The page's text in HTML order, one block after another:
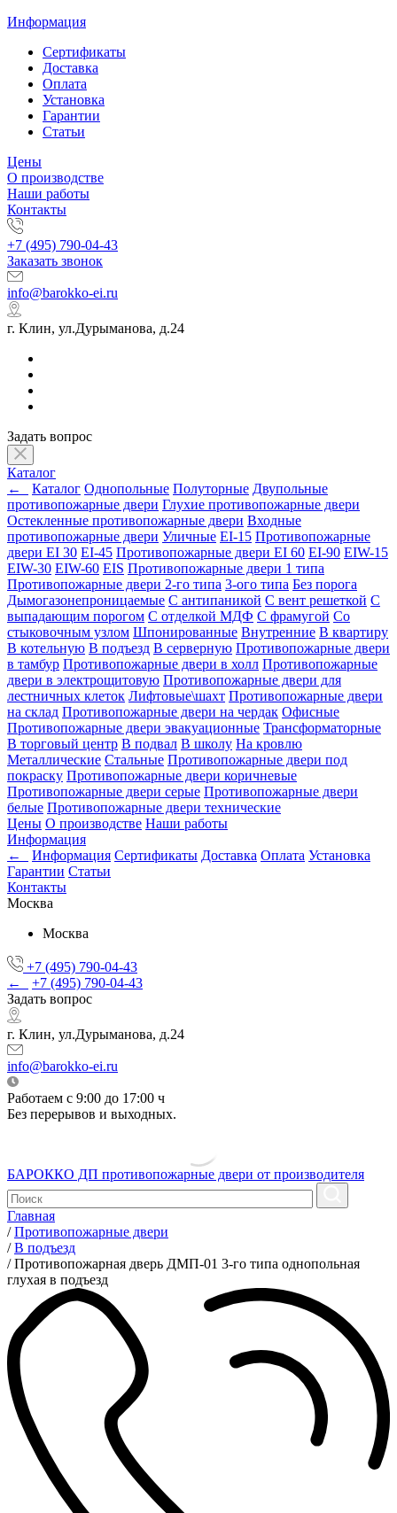
Информация
Сертификаты
Доставка
Оплата
Установка
Гарантии
Статьи
Цены
О производстве
Наши работы
Контакты
+7 (495) 790-04-43
Заказать звонок
info@barokko-ei.ru
г. Клин, ул.Дурыманова, д.24
Задать вопрос
Каталог
←
Каталог Однопольные Полуторные Двупольные
противопожарные двери Глухие противопожарные двери
Остекленные противопожарные двери Входные
противопожарные двери Уличные EI-15 Противопожарные
двери EI 30 EI-45 Противопожарные двери EI 60 EI-90 EIW-15
EIW-30 EIW-60 EIS Противопожарные двери 1 типа
Противопожарные двери 2-го типа 3-ого типа Без порога
Дымогазонепроницаемые С антипаникой С вент решеткой С
выпадающим порогом С отделкой МДФ С фрамугой Со
стыковочным узлом Шпонированные Внутренние В квартиру
В котельную В подъезд В серверную Противопожарные двери
в тамбур Противопожарные двери в холл Противопожарные
двери в электрощитовую Противопожарные двери для
лестничных клеток Лифтовые\шахт Противопожарные двери
на склад Противопожарные двери на чердак Офисные
Противопожарные двери эвакуационные Трансформаторные
В торговый центр В подвал В школу На кровлю
Металлические Стальные Противопожарные двери под
покраску Противопожарные двери коричневые
Противопожарные двери серые Противопожарные двери
белые Противопожарные двери технические
Цены О производстве Наши работы
Информация
←
Информация Сертификаты Доставка Оплата Установка
Гарантии Статьи
Контакты
Москва
Москва
+7 (495) 790-04-43
←
+7 (495) 790-04-43
Задать вопрос
г. Клин, ул.Дурыманова, д.24
info@barokko-ei.ru
Работаем с 9:00 до 17:00 ч
Без перерывов и выходных.
БАРОККО ДП противопожарные двери от производителя
Главная
/ Противопожарные двери
/ В подъезд
/ Противопожарная дверь ДМП-01 3-го типа однопольная
глухая в подъезд